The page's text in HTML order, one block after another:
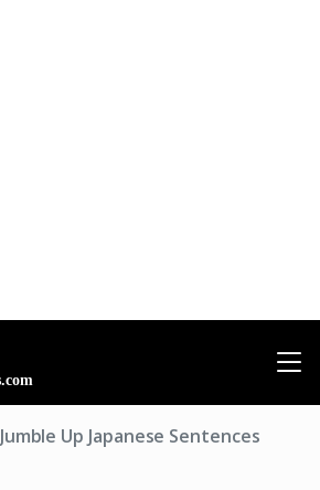
Jumble Up Japanese Sentences